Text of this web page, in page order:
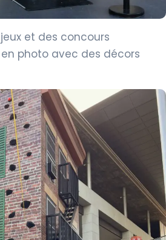
et des concours
photo avec des décors